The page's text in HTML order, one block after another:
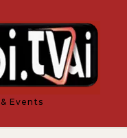
Events